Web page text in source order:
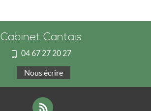
Cabinet Cantais
04 67 27 20 27
Nous écrire